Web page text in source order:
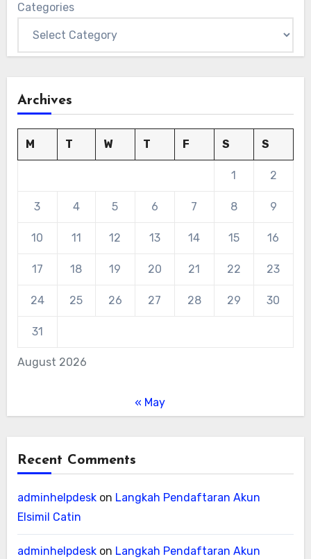
Categories
Archives
August 2026
M T W T F S S
1 2
3 4 5 6 7 8 9
10 11 12 13 14 15 16
17 18 19 20 21 22 23
24 25 26 27 28 29 30
31
« May
Recent Comments
adminhelpdeskon Langkah Pendaftaran Akun
Elsimil Catin
adminhelpdeskon Langkah Pendaftaran Akun